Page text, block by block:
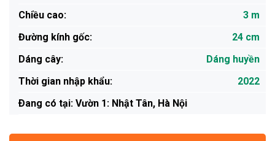
Chiều cao:
3 m
Đường kính gốc:
24 cm
Dáng cây:
Dáng huyền
Thời gian nhập khẩu:
2022
Ðang có tại: Vườn 1: Nhật Tân, Hà Nội